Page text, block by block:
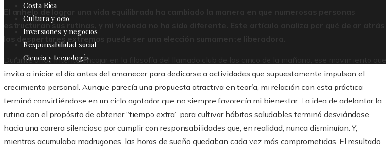
Costa Rica
Cultura y ocio
Inversiones y negocios
Responsabilidad social
Ciencia y tecnología
El anhelo de lograr una vida equilibrada ha cambiado la manera en que numerosas personas
estructuran sus rutinas, y mi vivencia no ha sido diferente. Este artículo analiza por qué dejar atrás
los despertares extremos puede ser una elección sumamente liberadora.
Durante años intenté encajar en la filosofía del llamado club de las cinco de la mañana, ese movimiento que
invita a iniciar el día antes del amanecer para dedicarse a actividades que supuestamente impulsan el
crecimiento personal. Aunque parecía una propuesta atractiva en teoría, mi relación con esta práctica
terminó convirtiéndose en un ciclo agotador que no siempre favorecía mi bienestar. La idea de adelantar la
rutina con el propósito de obtener “tiempo extra” para cultivar hábitos saludables terminó desviándose
hacia una carrera silenciosa por cumplir con responsabilidades que, en realidad, nunca disminuían. Y,
mientras acumulaba madrugones, las horas de sueño quedaban cada vez más comprometidas. El resultado